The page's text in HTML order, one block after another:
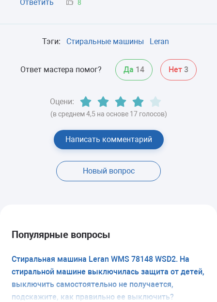
Ответить 8
Тэги: Стиральные машины Leran
Ответ мастера помог? Да 14 Нет 3
Оцени:
(в среднем 4,5 на основе 17 голосов)
Написать комментарий
Новый вопрос
Популярные вопросы
Стиральная машина Leran WMS 78148 WSD2. На
стиральной машине выключилась защита от детей,
выключить самостоятельно не получается,
подскажите, как правильно ее выключить?